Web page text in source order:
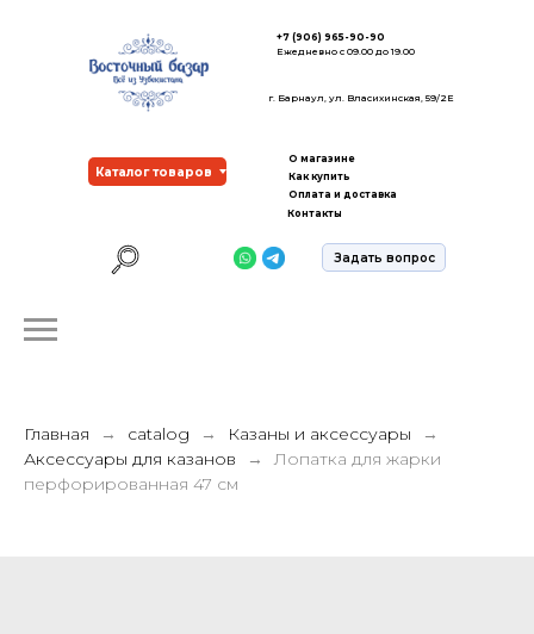
+7 (906) 965-90-90
Ежедневно с 09.00 до 19.00
г. Барнаул, ул. Власихинская, 59/2Е
Каталог товаров
Задать вопрос
О магазине
Как купить
Оплата и доставка
Контакты
Главная catalog
Казаны и аксессуары
Аксессуары для казанов
Лопатка для жарки
перфорированная 47 см